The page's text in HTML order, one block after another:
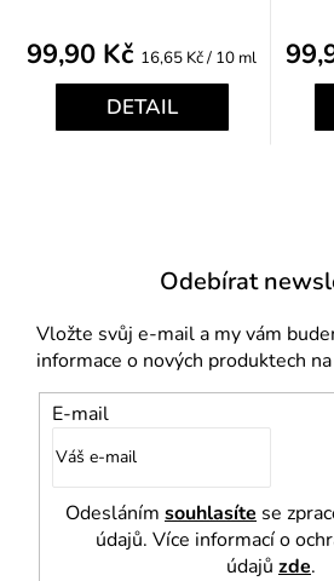
99,90 Kč Měrná
cena:
16,65 Kč / 10 ml
DETAIL
Odebírat
Vložte svůj e-mail a my vám
informace o nových produktech
E-mail
Odesláním souhlasíte se
údajů. Více informací o
údajů zde.